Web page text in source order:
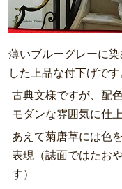
薄いブルーグレーに
した上品な付下げです
古典文様ですが、配
モダンな雰囲気に仕
あえて菊唐草には色
表現（誌面ではたお
す）